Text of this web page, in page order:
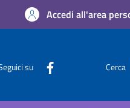
Accedi all'area
su Cerca